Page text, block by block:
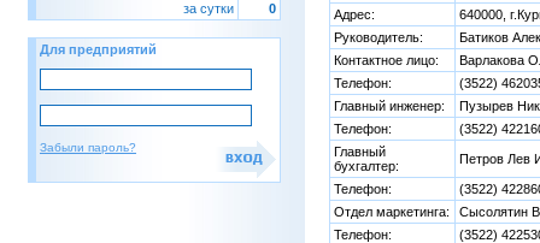
за сутки
0
Для предприятий
Забыли пароль?
Адрес:
640000,
Руководитель:
Батиков
Контактное лицо:
Варлакова
Телефон:
(3522)
Главный инженер:
Пузырев
Телефон:
(3522)
Главный
бухгалтер:
Петров Лев
Телефон:
(3522)
Отдел маркетинга:
Сысолятин
Телефон:
(3522)